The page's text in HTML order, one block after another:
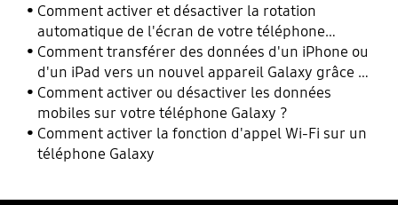
Comment activer et désactiver la rotation
automatique de l'écran de votre téléphone
Galaxy ?
Comment transférer des données d'un iPhone ou
d'un iPad vers un nouvel appareil Galaxy grâce à
Smart Switch ?
Comment activer ou désactiver les données
mobiles sur votre téléphone Galaxy ?
Comment activer la fonction d'appel Wi-Fi sur un
téléphone Galaxy